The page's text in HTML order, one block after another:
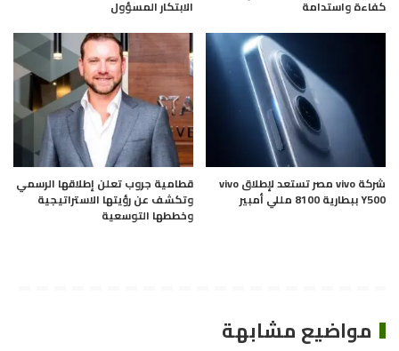
كفاءة واستدامة الابتكار المسؤول
شركة vivo مصر تستعد لإطلاق vivo
Y500 ببطارية 8100 مللي أمبير
قطامية جروب تعلن إطلاقها الرسمي
وتكشف عن رؤيتها الاستراتيجية
وخططها التوسعية
مواضيع مشابهة